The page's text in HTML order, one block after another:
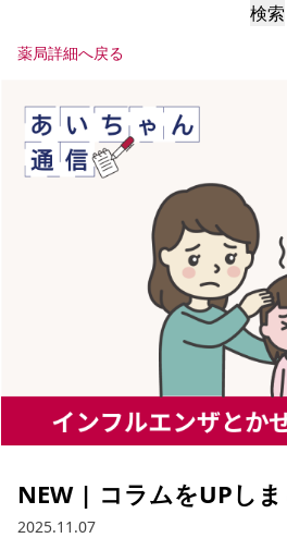
検索
薬局詳細へ戻る
NEW | コラムをUPしま
2025.11.07